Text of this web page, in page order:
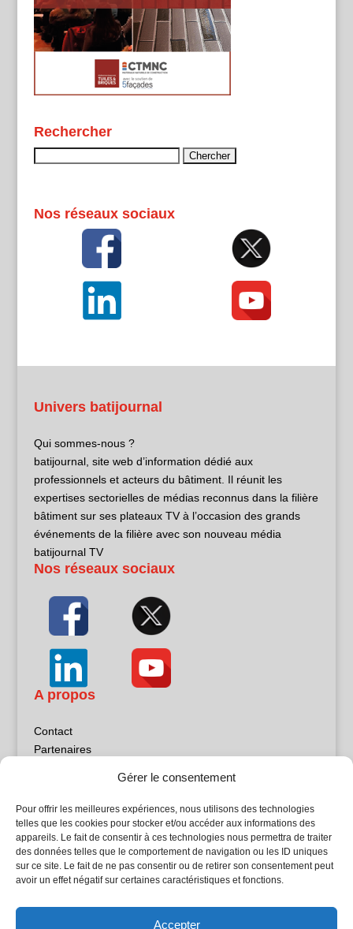
Gérer le consentement
Pour offrir les meilleures expériences, nous utilisons des technologies
telles que les cookies pour stocker et/ou accéder aux informations des
appareils. Le fait de consentir à ces technologies nous permettra de traiter
des données telles que le comportement de navigation ou les ID uniques
sur ce site. Le fait de ne pas consentir ou de retirer son consentement peut
avoir un effet négatif sur certaines caractéristiques et fonctions.
Accepter
Rechercher
Nos réseaux sociaux
Univers batijournal
Qui sommes-nous ?
batijournal, site web d’information dédié aux
professionnels et acteurs du bâtiment. Il réunit les
expertises sectorielles de médias reconnus dans la filière
bâtiment sur ses plateaux TV à l’occasion des grands
événements de la filière avec son nouveau média
batijournal TV
Nos réseaux sociaux
A propos
Contact
Partenaires
Politique de confidentialité
Sites partenaires
5Façades
Atrium Patrimoine
L'Atelier Bois